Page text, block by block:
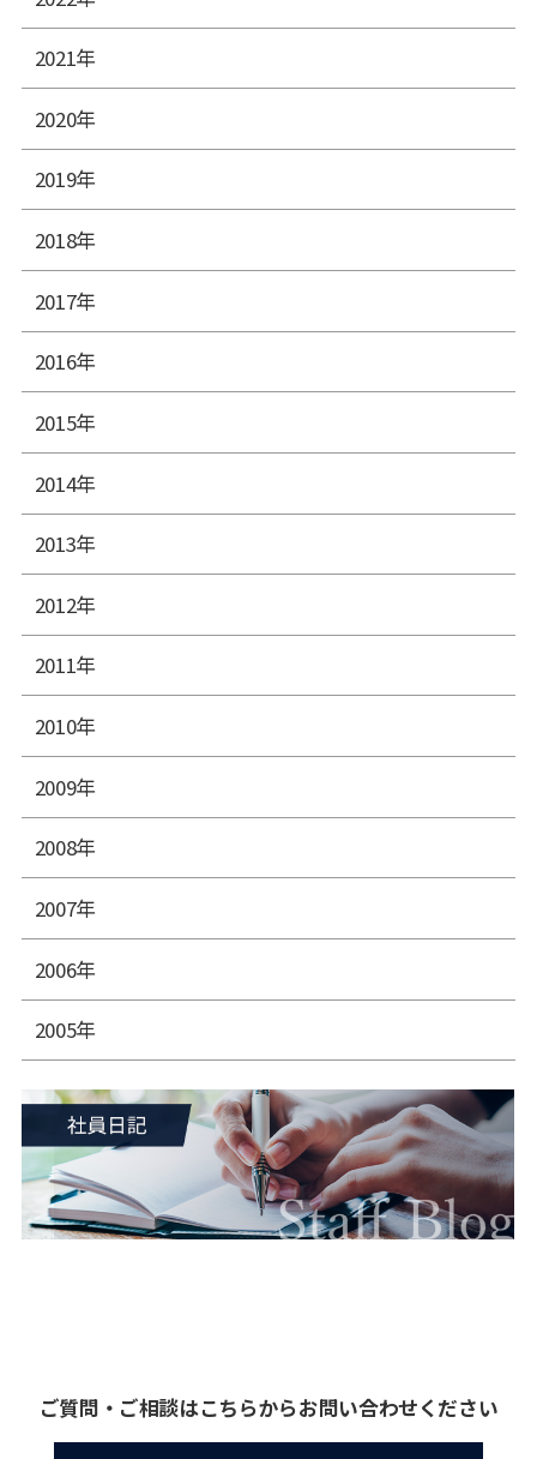
2021年
2020年
2019年
2018年
2017年
2016年
2015年
2014年
2013年
2012年
2011年
2010年
2009年
2008年
2007年
2006年
2005年
ご質問・ご相談はこちらからお問い合わせください